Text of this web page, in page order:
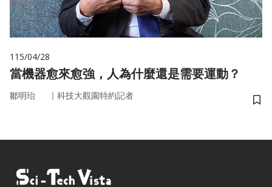
115/04/28
當機器愈來愈強，人為什麼還是需要運動？
鄒明珆 ｜ 科技大觀園特約記者
儲